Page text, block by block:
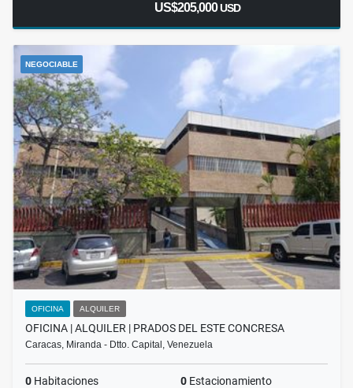
US$205,000USD
NEGOCIABLE
OFICINA ALQUILER
OFICINA | ALQUILER | PRADOS DEL ESTE CONCRESA
Caracas, Miranda - Dtto. Capital, Venezuela
0 Habitaciones 0 Estacionamiento